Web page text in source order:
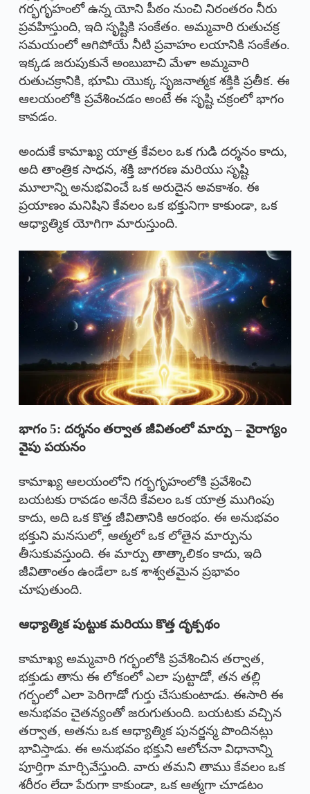
గర్భగృహంలో ఉన్న యోని పీఠం నుంచి నిరంతరం నీరు
ప్రవహిస్తుంది, ఇది సృష్టికి సంకేతం. అమ్మవారి రుతుచక్ర
సమయంలో ఆగిపోయే నీటి ప్రవాహం లయానికి సంకేతం.
ఇక్కడ జరుపుకునే అంబుబాచి మేళా అమ్మవారి
రుతుచక్రానికి, భూమి యొక్క సృజనాత్మక శక్తికి ప్రతీక. ఈ
ఆలయంలోకి ప్రవేశించడం అంటే ఈ సృష్టి చక్రంలో భాగం
కావడం.
అందుకే కామాఖ్య యాత్ర కేవలం ఒక గుడి దర్శనం కాదు,
అది తాంత్రిక సాధన, శక్తి జాగరణ మరియు సృష్టి
మూలాన్ని అనుభవించే ఒక అరుదైన అవకాశం. ఈ
ప్రయాణం మనిషిని కేవలం ఒక భక్తునిగా కాకుండా, ఒక
ఆధ్యాత్మిక యోగిగా మారుస్తుంది.
భాగం 5: దర్శనం తర్వాత జీవితంలో మార్పు – వైరాగ్యం
వైపు పయనం
కామాఖ్య ఆలయంలోని గర్భగృహంలోకి ప్రవేశించి
బయటకు రావడం అనేది కేవలం ఒక యాత్ర ముగింపు
కాదు, అది ఒక కొత్త జీవితానికి ఆరంభం. ఈ అనుభవం
భక్తుని మనసులో, ఆత్మలో ఒక లోతైన మార్పును
తీసుకువస్తుంది. ఈ మార్పు తాత్కాలికం కాదు, ఇది
జీవితాంతం ఉండేలా ఒక శాశ్వతమైన ప్రభావం
చూపుతుంది.
ఆధ్యాత్మిక పుట్టుక మరియు కొత్త దృక్పథం
కామాఖ్య అమ్మవారి గర్భంలోకి ప్రవేశించిన తర్వాత,
భక్తుడు తాను ఈ లోకంలో ఎలా పుట్టాడో, తన తల్లి
గర్భంలో ఎలా పెరిగాడో గుర్తు చేసుకుంటాడు. ఈసారి ఈ
అనుభవం చైతన్యంతో జరుగుతుంది. బయటకు వచ్చిన
తర్వాత, అతను ఒక ఆధ్యాత్మిక పునర్జన్మ పొందినట్లు
భావిస్తాడు. ఈ అనుభవం భక్తుని ఆలోచనా విధానాన్ని
పూర్తిగా మార్చివేస్తుంది. వారు తమని తాము కేవలం ఒక
శరీరం లేదా పేరుగా కాకుండా, ఒక ఆత్మగా చూడటం